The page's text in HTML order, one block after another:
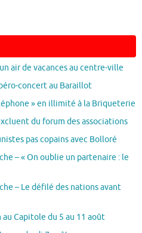
air de vacances au centre-ville
concert au Baraillot
» en illimité à la Briqueterie
du forum des associations
pas copains avec Bolloré
– « On oublie un partenaire : le
– Le défilé des nations avant
Capitole du 5 au 11 août